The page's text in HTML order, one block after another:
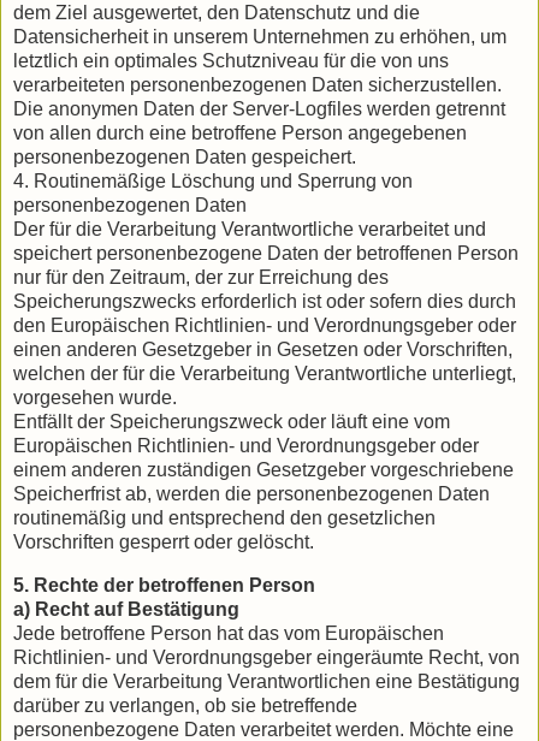
dem Ziel ausgewertet, den Datenschutz und die
Datensicherheit in unserem Unternehmen zu erhöhen, um
letztlich ein optimales Schutzniveau für die von uns
verarbeiteten personenbezogenen Daten sicherzustellen.
Die anonymen Daten der Server-Logfiles werden getrennt
von allen durch eine betroffene Person angegebenen
personenbezogenen Daten gespeichert.
4. Routinemäßige Löschung und Sperrung von
personenbezogenen Daten
Der für die Verarbeitung Verantwortliche verarbeitet und
speichert personenbezogene Daten der betroffenen Person
nur für den Zeitraum, der zur Erreichung des
Speicherungszwecks erforderlich ist oder sofern dies durch
den Europäischen Richtlinien- und Verordnungsgeber oder
einen anderen Gesetzgeber in Gesetzen oder Vorschriften,
welchen der für die Verarbeitung Verantwortliche unterliegt,
vorgesehen wurde.
Entfällt der Speicherungszweck oder läuft eine vom
Europäischen Richtlinien- und Verordnungsgeber oder
einem anderen zuständigen Gesetzgeber vorgeschriebene
Speicherfrist ab, werden die personenbezogenen Daten
routinemäßig und entsprechend den gesetzlichen
Vorschriften gesperrt oder gelöscht.
5. Rechte der betroffenen Person
a) Recht auf Bestätigung
Jede betroffene Person hat das vom Europäischen
Richtlinien- und Verordnungsgeber eingeräumte Recht, von
dem für die Verarbeitung Verantwortlichen eine Bestätigung
darüber zu verlangen, ob sie betreffende
personenbezogene Daten verarbeitet werden. Möchte eine